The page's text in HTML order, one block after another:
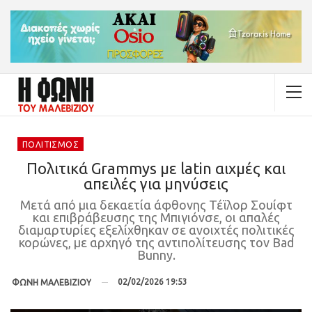
ΠΟΛΙΤΙΣΜΌΣ
Πολιτικά Grammys με latin αιχμές και
απειλές για μηνύσεις
Μετά από μια δεκαετία άφθονης Τέϊλορ Σουίφτ
και επιβράβευσης της Μπιγιόνσε, οι απαλές
διαμαρτυρίες εξελίχθηκαν σε ανοιχτές πολιτικές
κορώνες, με αρχηγό της αντιπολίτευσης τον Bad
Bunny.
ΦΩΝΗ ΜΑΛΕΒΙΖΙΟΥ 02/02/2026 19:53